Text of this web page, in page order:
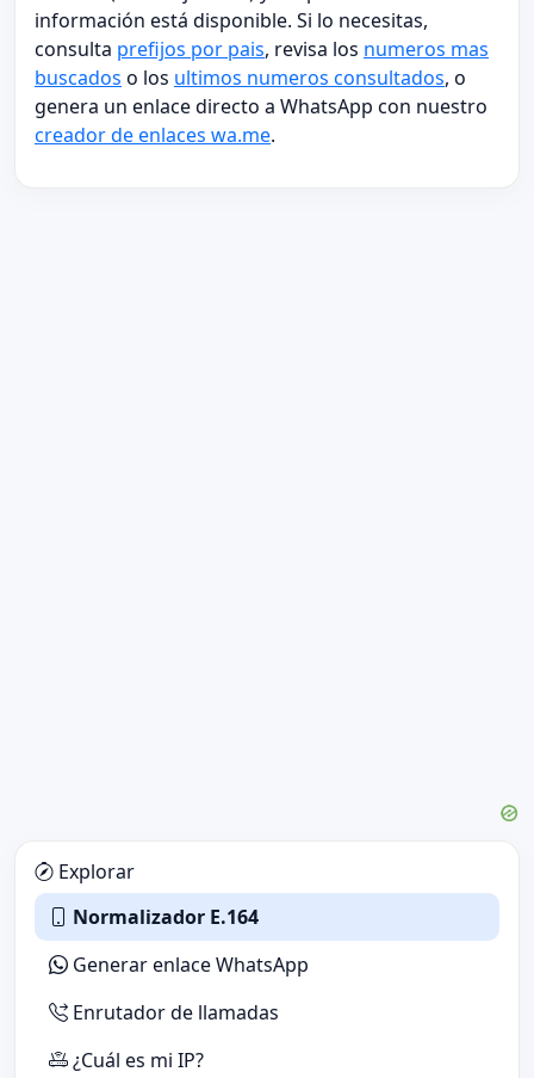
información está disponible. Si lo necesitas,
consulta prefijos por pais, revisa los numeros mas
buscados o los ultimos numeros consultados, o
genera un enlace directo a WhatsApp con nuestro
creador de enlaces wa.me.
Explorar
Normalizador E.164
Generar enlace WhatsApp
Enrutador de llamadas
¿Cuál es mi IP?